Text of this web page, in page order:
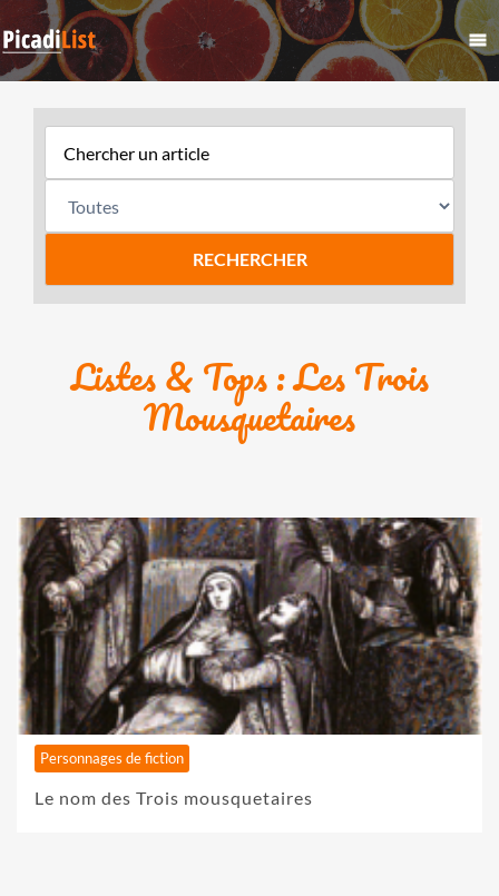
Listes & Tops : Les Trois
Mousquetaires
Personnages de fiction
Le nom des Trois mousquetaires